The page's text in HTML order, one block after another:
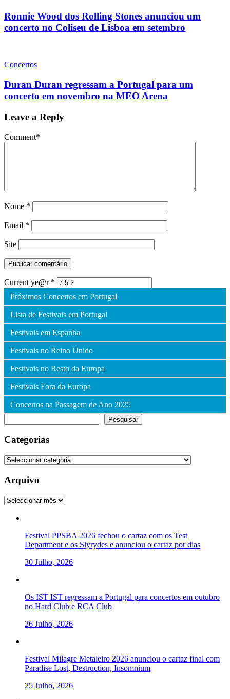
Ronnie Wood dos Rolling Stones anunciou um
concerto no Coliseu de Lisboa em setembro
Concertos
Duran Duran regressam a Portugal para um
concerto em novembro na MEO Arena
Leave a Reply
Comment*
Nome *
Email *
Site
Current ye@r *
Próximos Concertos em Portugal
Lista de Festivais em Portugal
Festivais em Espanha
Festivais no Reino Unido
Festivais no Resto da Europa
Festivais Fora da Europa
Concertos na Passagem de Ano 2025
Pesquisar
Categorias
Categorias
Arquivo
Arquivo
Festival PPSBA 2026 fechou o cartaz com os Test
Department e os Slyrydes e anunciou o cartaz por dias
30 Julho, 2026
Os IST IST regressam a Portugal para concertos em outubro
no Hard Club e RCA Club
26 Julho, 2026
Festival Milagre Metaleiro 2026 anunciou o cartaz final com
Paradise Lost, Destruction, Insomnium
25 Julho, 2026